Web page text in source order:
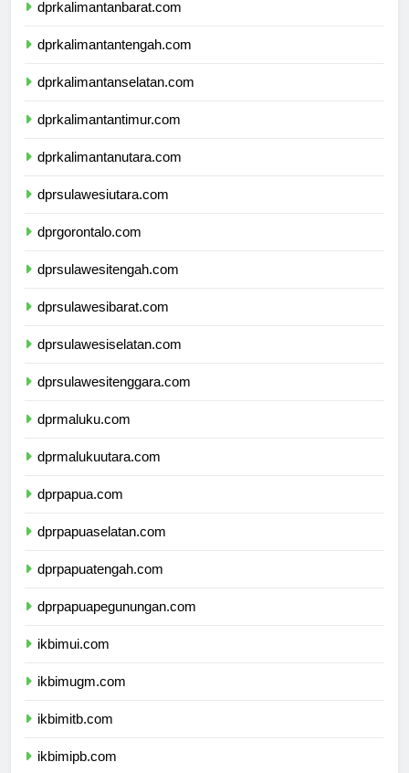
dprkalimantanbarat.com
dprkalimantantengah.com
dprkalimantanselatan.com
dprkalimantantimur.com
dprkalimantanutara.com
dprsulawesiutara.com
dprgorontalo.com
dprsulawesitengah.com
dprsulawesibarat.com
dprsulawesiselatan.com
dprsulawesitenggara.com
dprmaluku.com
dprmalukuutara.com
dprpapua.com
dprpapuaselatan.com
dprpapuatengah.com
dprpapuapegunungan.com
ikbimui.com
ikbimugm.com
ikbimitb.com
ikbimipb.com